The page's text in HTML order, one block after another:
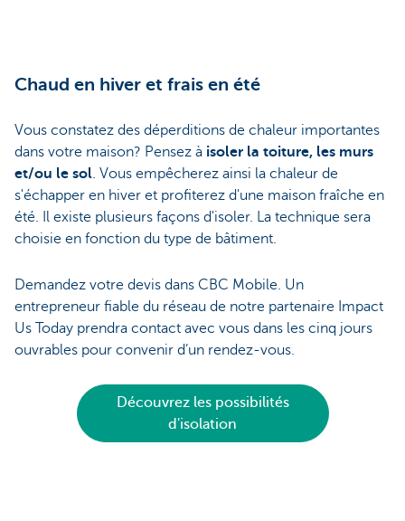
Chaud en hiver et frais en été
Vous constatez des déperditions de chaleur importantes
dans votre maison? Pensez à isoler la toiture, les murs
et/ou le sol. Vous empêcherez ainsi la chaleur de
s'échapper en hiver et profiterez d'une maison fraîche en
été. Il existe plusieurs façons d'isoler. La technique sera
choisie en fonction du type de bâtiment.
Demandez votre devis dans CBC Mobile. Un
entrepreneur fiable du réseau de notre partenaire Impact
Us Today prendra contact avec vous dans les cinq jours
ouvrables pour convenir d’un rendez-vous.
Découvrez les possibilités
d'isolation